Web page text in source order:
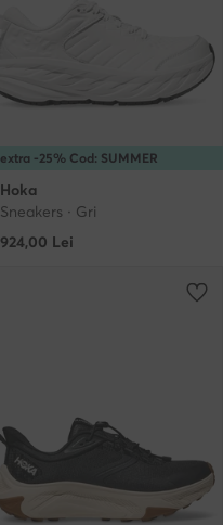
extra -25% Cod: SUMMER
Hoka
Sneakers · Gri
924,00 Lei